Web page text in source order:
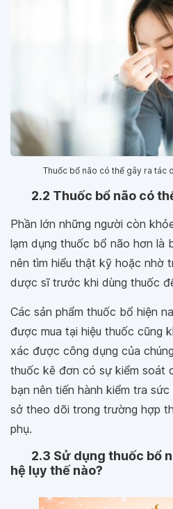
Thuốc bổ não có thể gây ra tác
2.2 Thuốc bổ não có
Phần lớn những người còn
lạm dụng thuốc bổ não hơn là
nên tìm hiểu thật kỹ hoặc nhờ
dược sĩ trước khi dùng thuốc
Các sản phẩm thuốc bổ hiện
được mua tại hiệu thuốc cũng
xác được công dụng của
thuốc kê đơn có sự kiểm soát
bạn nên tiến hành kiểm tra
sở theo dõi trong trường hợp
phụ.
2.3 Sử dụng thuốc bổ
hệ lụy thế nào?